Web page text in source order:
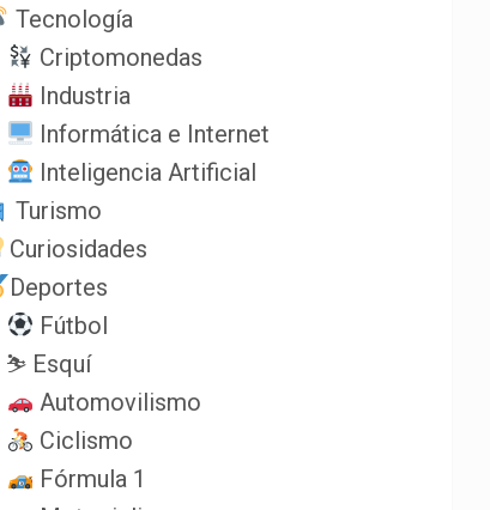
Tecnología
Criptomonedas
Industria
Informática e Internet
Inteligencia Artificial
Turismo
Curiosidades
Deportes
Fútbol
⛷️ Esquí
Automovilismo
Ciclismo
Fórmula 1